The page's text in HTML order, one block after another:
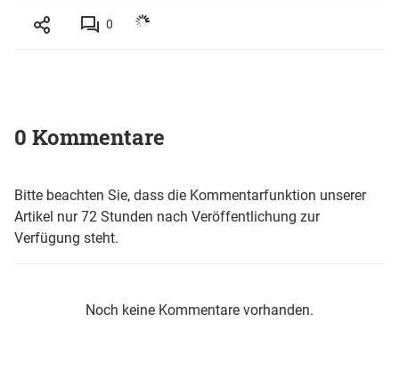
0
0 Kommentare
Bitte beachten Sie, dass die Kommentarfunktion unserer
Artikel nur 72 Stunden nach Veröffentlichung zur
Verfügung steht.
Noch keine Kommentare vorhanden.